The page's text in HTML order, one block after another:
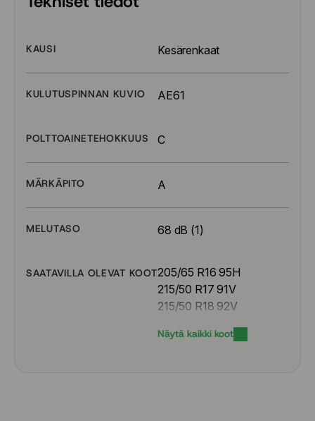
KAUSI Kesärenkaat
KULUTUSPINNAN KUVIO AE61
POLTTOAINETEHOKKUUS C
MÄRKÄPITO A
MELUTASO 68 dB (1)
SAATAVILLA OLEVAT KOOT205/65 R16 95H
215/50 R17 91V
215/50 R18 92V
215/55 R18 99V
Näytä kaikki koot